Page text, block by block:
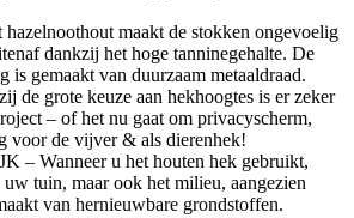
maakt de stokken ongevoelig
dankzij het hoge tanninegehalte. De
is gemaakt van duurzaam metaaldraad.
de grote keuze aan hekhoogtes is er zeker
– of het nu gaat om privacyscherm,
voor de vijver & als dierenhek!
– Wanneer u het houten hek gebruikt,
tuin, maar ook het milieu, aangezien
van hernieuwbare grondstoffen.